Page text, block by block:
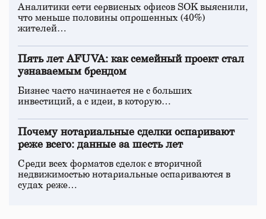
Аналитики сети сервисных офисов SOK выяснили,
что меньше половины опрошенных (40%)
жителей…
Пять лет AFUVA: как семейный проект стал
узнаваемым брендом
Бизнес часто начинается не с больших
инвестиций, а с идеи, в которую…
Почему нотариальные сделки оспаривают
реже всего: данные за шесть лет
Среди всех форматов сделок с вторичной
недвижимостью нотариальные оспариваются в
судах реже…